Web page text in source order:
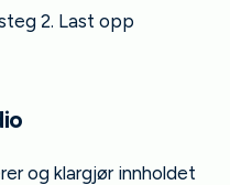
2. Last opp
og klargjør innholdet